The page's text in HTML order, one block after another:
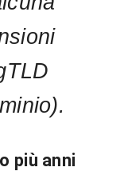
più anni